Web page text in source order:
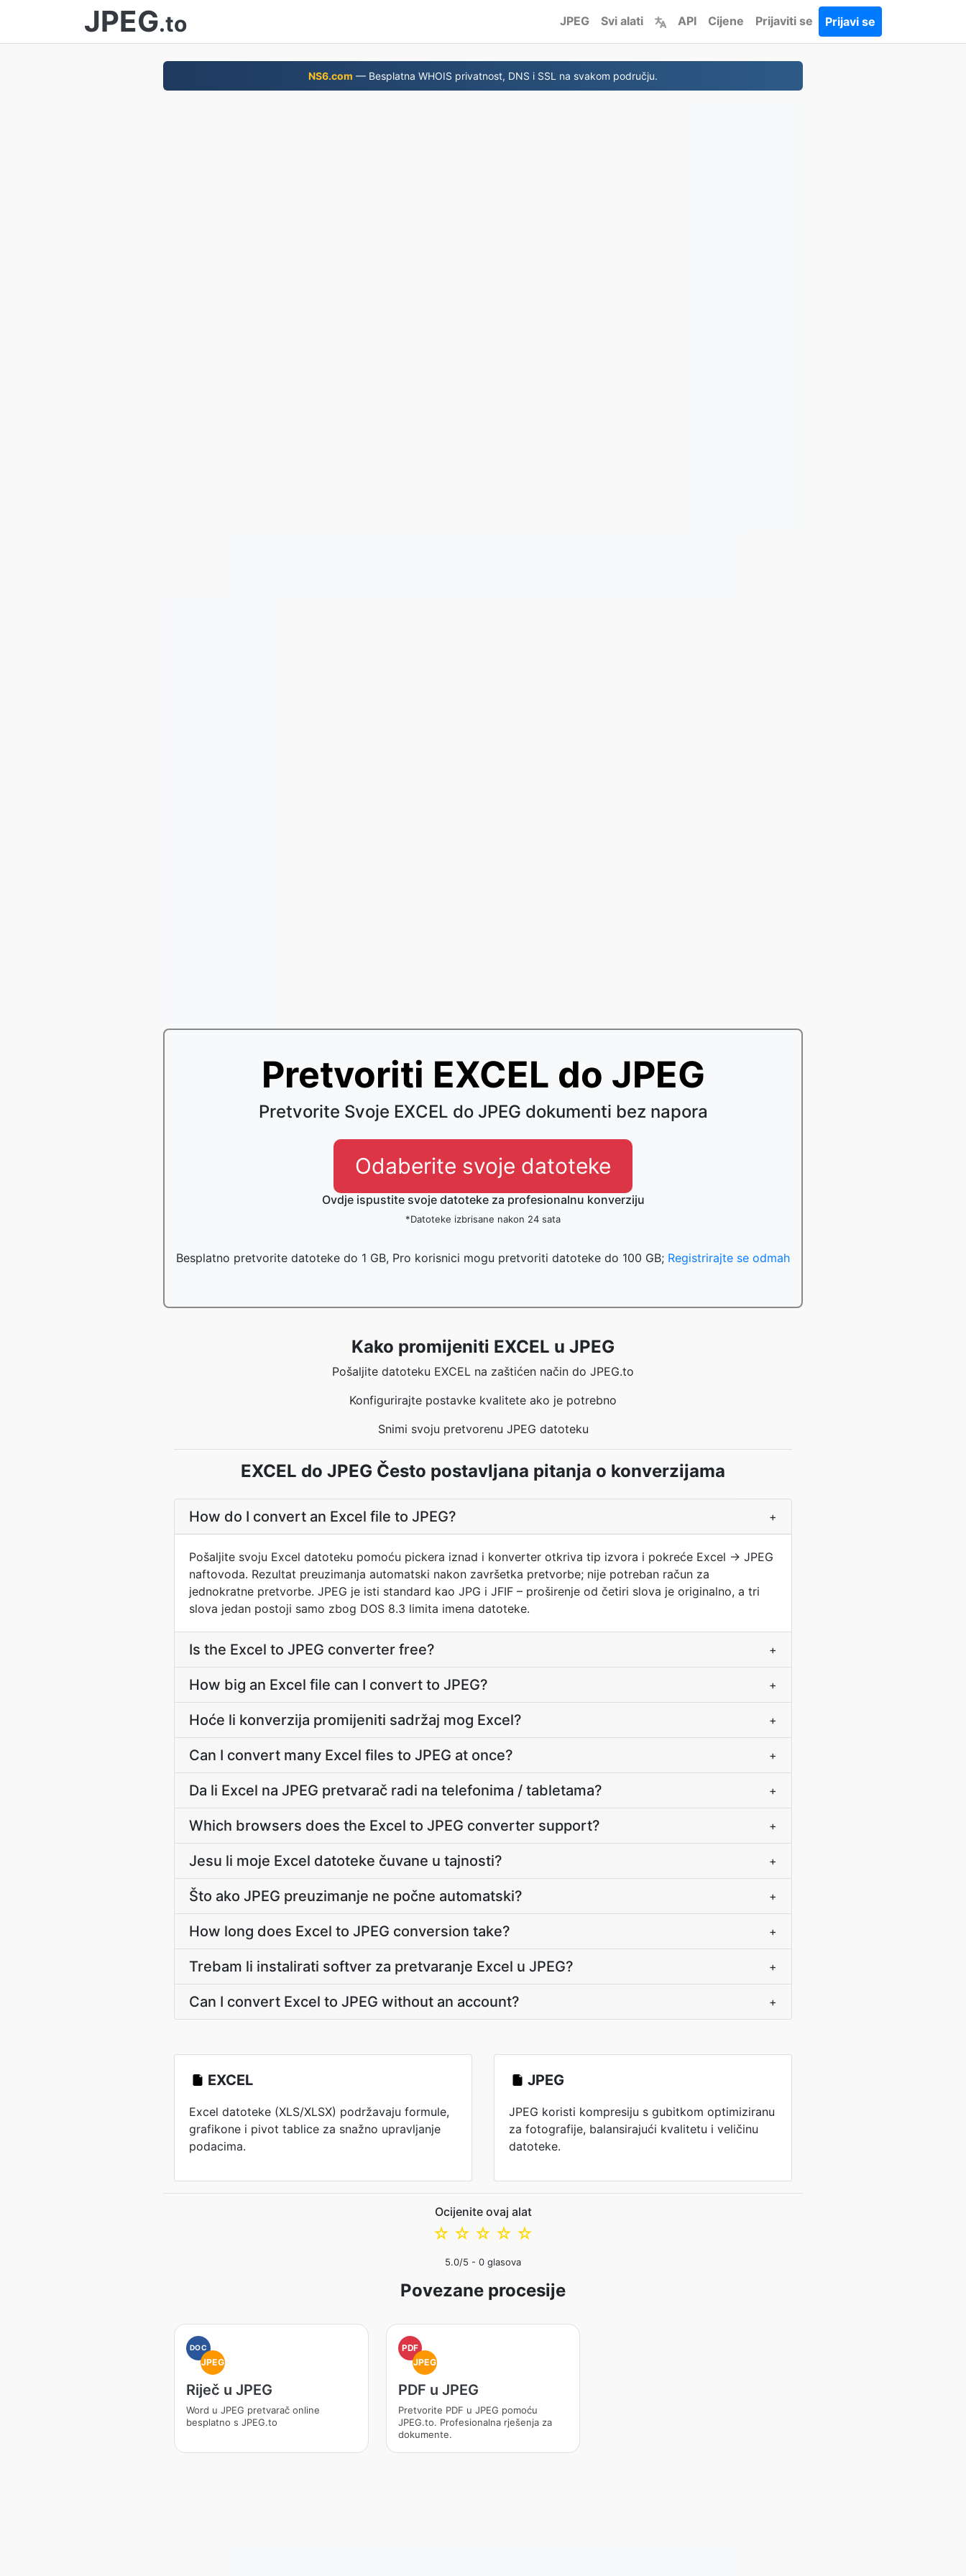
JPEG.to JPEG Svi alati API Cijene Prijaviti se Prijavi se
NS6.com — Besplatna WHOIS privatnost, DNS i SSL na svakom području.
Pretvoriti EXCEL do JPEG
Pretvorite Svoje EXCEL do JPEG dokumenti bez napora
Odaberite svoje datoteke
Ovdje ispustite svoje datoteke za profesionalnu konverziju
*Datoteke izbrisane nakon 24 sata
Besplatno pretvorite datoteke do 1 GB, Pro korisnici mogu pretvoriti datoteke do 100 GB; Registrirajte se odmah
Kako promijeniti EXCEL u JPEG
Pošaljite datoteku EXCEL na zaštićen način do JPEG.to
Konfigurirajte postavke kvalitete ako je potrebno
Snimi svoju pretvorenu JPEG datoteku
EXCEL do JPEG Često postavljana pitanja o konverzijama
How do I convert an Excel file to JPEG? +
Pošaljite svoju Excel datoteku pomoću pickera iznad i konverter otkriva tip izvora i pokreće Excel → JPEG
naftovoda. Rezultat preuzimanja automatski nakon završetka pretvorbe; nije potreban račun za
jednokratne pretvorbe. JPEG je isti standard kao JPG i JFIF – proširenje od četiri slova je originalno, a tri
slova jedan postoji samo zbog DOS 8.3 limita imena datoteke.
Is the Excel to JPEG converter free? +
How big an Excel file can I convert to JPEG? +
Hoće li konverzija promijeniti sadržaj mog Excel? +
Can I convert many Excel files to JPEG at once? +
Da li Excel na JPEG pretvarač radi na telefonima / tabletama? +
Which browsers does the Excel to JPEG converter support? +
Jesu li moje Excel datoteke čuvane u tajnosti? +
Što ako JPEG preuzimanje ne počne automatski? +
How long does Excel to JPEG conversion take? +
Trebam li instalirati softver za pretvaranje Excel u JPEG? +
Can I convert Excel to JPEG without an account? +
EXCEL
Excel datoteke (XLS/XLSX) podržavaju formule,
grafikone i pivot tablice za snažno upravljanje
podacima.
JPEG
JPEG koristi kompresiju s gubitkom optimiziranu
za fotografije, balansirajući kvalitetu i veličinu
datoteke.
Ocijenite ovaj alat
☆
☆
☆
☆
☆
5.0/5 - 0 glasova
Povezane procesije
DOC
JPEG
Riječ u JPEG
Word u JPEG pretvarač online
besplatno s JPEG.to
PDF
JPEG
PDF u JPEG
Pretvorite PDF u JPEG pomoću
JPEG.to. Profesionalna rješenja za
dokumente.